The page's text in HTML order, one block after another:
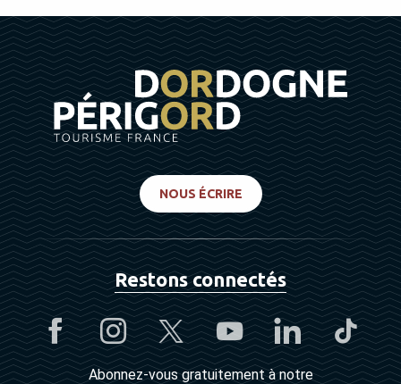
NOUS ÉCRIRE
Restons connectés
Abonnez-vous gratuitement à notre